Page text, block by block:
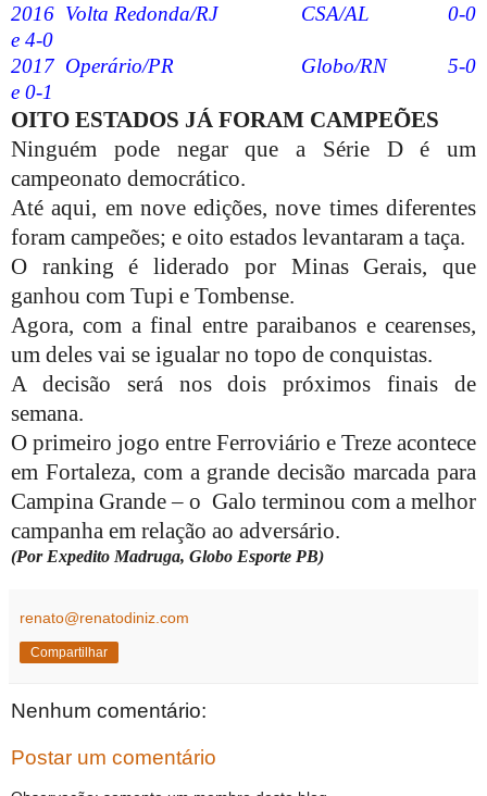
2016 Volta Redonda/RJ CSA/AL
0-0
e 4-0
2017 Operário/PR Globo/RN
5-0
e 0-1
OITO ESTADOS JÁ FORAM CAMPEÕES
Ninguém pode negar que a Série D é um
campeonato democrático.
Até aqui, em nove edições, nove times diferentes
foram campeões; e oito estados levantaram a taça.
O ranking é liderado por Minas Gerais, que
ganhou com Tupi e Tombense.
Agora, com a final entre paraibanos e cearenses,
um deles vai se igualar no topo de conquistas.
A decisão será nos dois próximos finais de
semana.
O primeiro jogo entre Ferroviário e Treze acontece
em Fortaleza, com a grande decisão marcada para
Campina Grande – o Galo terminou com a melhor
campanha em relação ao adversário.
(Por Expedito Madruga, Globo Esporte PB)
renato@renatodiniz.com
Compartilhar
Nenhum comentário:
Postar um comentário